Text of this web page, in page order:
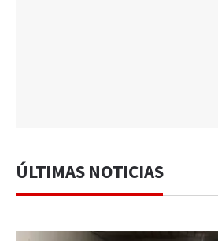
ÚLTIMAS NOTICIAS